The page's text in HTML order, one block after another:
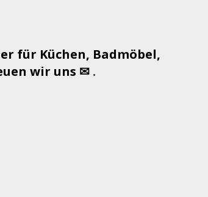
für Küchen, Badmöbel,
wir uns ✉ .